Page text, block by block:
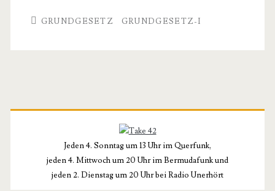
GRUNDGESETZ GRUNDGESETZ-I
Primäre
Seitenleiste
Jeden 4. Sonntag um 13 Uhr im Querfunk,
jeden 4. Mittwoch um 20 Uhr im Bermudafunk und
jeden 2. Dienstag um 20 Uhr bei Radio Unerhört